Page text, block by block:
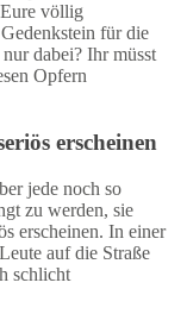
völlig
für die
dabei? Ihr müsst
Opfern
erscheinen
jede noch so
zu werden, sie
erscheinen. In einer
auf die Straße
schlicht